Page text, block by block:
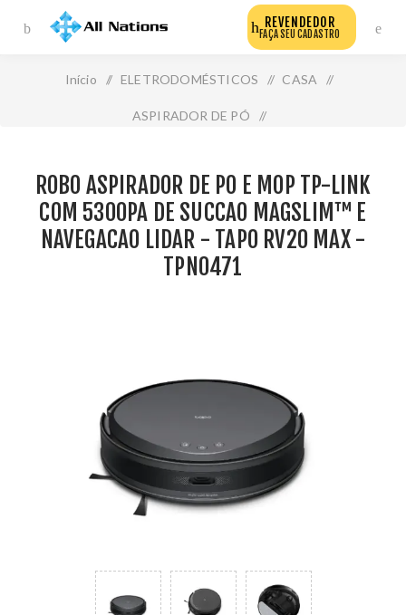
REVENDEDOR
FAÇA SEU CADASTRO
Início / ELETRODOMÉSTICOS / CASA /
ASPIRADOR DE PÓ /
Succao Magslim™ e Navegacao Lidar - Tapo Rv20 Max -
Tpn0471
ROBO ASPIRADOR DE PO E MOP TP-LINK
COM 5300PA DE SUCCAO MAGSLIM™ E
NAVEGACAO LIDAR - TAPO RV20 MAX -
TPN0471